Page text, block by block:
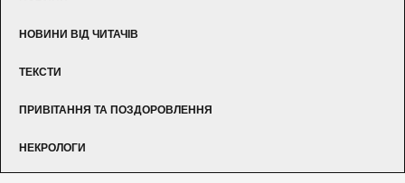
НОВИНИ ВІД ЧИТАЧІВ
ТЕКСТИ
ПРИВІТАННЯ ТА ПОЗДОРОВЛЕННЯ
НЕКРОЛОГИ